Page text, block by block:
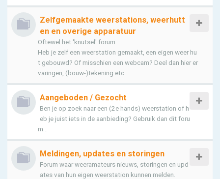
Zelfgemaakte weerstations, weerhutt
en en overige apparatuur
Oftewel het 'knutsel' forum.
Heb je zelf een weerstation gemaakt, een eigen weer hu
t gebouwd? Of misschien een webcam? Deel dan hier er
varingen, (bouw-)tekening etc...
Aangeboden / Gezocht
Ben je op zoek naar een (2e hands) weerstation of h
eb je juist iets in de aanbieding? Gebruik dan dit foru
m...
Meldingen, updates en storingen
Forum waar weeramateurs nieuws, storingen en upd
ates van hun eigen weerstation kunnen melden.